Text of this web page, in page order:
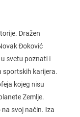
Dražen
Đoković
u svetu poznati i
sportskih karijera.
kojeg nisu
Zemlje.
svoj način. Iza